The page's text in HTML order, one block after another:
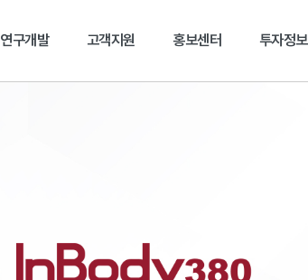
연구개발 고객지원 홍보센터 투자정보